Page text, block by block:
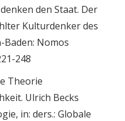
den Staat. Der
Kulturdenker des
Baden: Nomos
248
Theorie
Ulrich Becks
in: ders.: Globale